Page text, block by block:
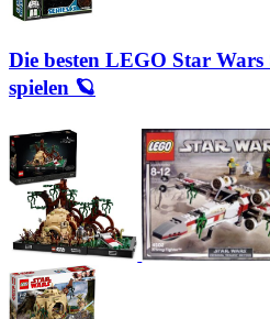
Die besten LEGO Star Wars
spielen 🪐